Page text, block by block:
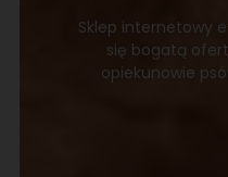
Sklep internetowy
się bogatą
opiekunowie